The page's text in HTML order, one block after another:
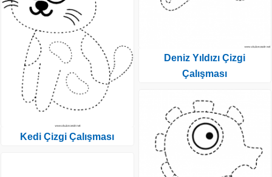
Kedi Çizgi Çalışması
Deniz Yıldızı Çizgi
Çalışması